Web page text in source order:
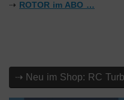
⇢ ROTOR im ABO …
⇢ Neu im Shop: RC